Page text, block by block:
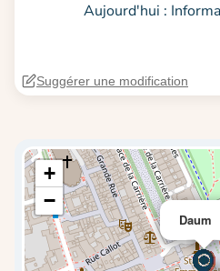
Aujourd'hui :
Suggérer une modification
Daum
+
−